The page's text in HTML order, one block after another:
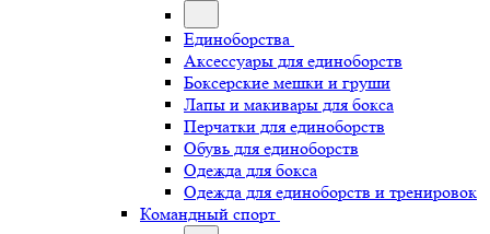
Единоборства
Аксессуары для единоборств
Боксерские мешки и груши
Лапы и макивары для бокса
Перчатки для единоборств
Обувь для единоборств
Одежда для бокса
Одежда для единоборств и тренировок
Командный спорт